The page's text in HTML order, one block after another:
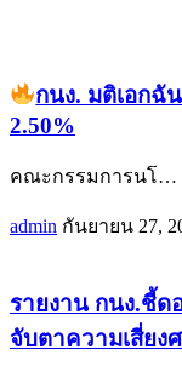
กนง. มติเอกฉั
2.50%
คณะกรรมการนโ…
admin กันยายน 27,
รายงาน กนง.ชี้ด
จับตาความเสี่ยง